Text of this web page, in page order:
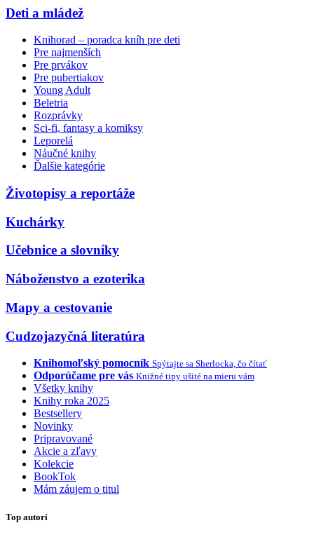
Deti a mládež
Knihorad – poradca kníh pre deti
Pre najmenších
Pre prvákov
Pre pubertiakov
Young Adult
Beletria
Rozprávky
Sci-fi, fantasy a komiksy
Leporelá
Náučné knihy
Ďalšie kategórie
Životopisy a reportáže
Kuchárky
Učebnice a slovníky
Náboženstvo a ezoterika
Mapy a cestovanie
Cudzojazyčná literatúra
Knihomoľský pomocník Spýtajte sa Sherlocka, čo čítať
Odporúčame pre vás Knižné tipy ušité na mieru vám
Všetky knihy
Knihy roka 2025
Bestsellery
Novinky
Pripravované
Akcie a zľavy
Kolekcie
BookTok
Mám záujem o titul
Top autori